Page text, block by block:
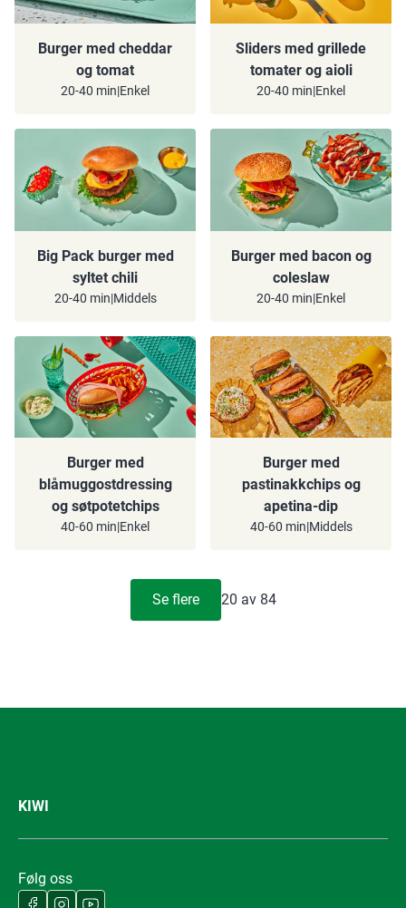
Burger med cheddar
og tomat
20-40 min|Enkel
Sliders med grillede
tomater og aioli
20-40 min|Enkel
Big Pack burger med
syltet chili
20-40 min|Middels
Burger med bacon og
coleslaw
20-40 min|Enkel
Burger med
blåmuggostdressing
og søtpotetchips
40-60 min|Enkel
Burger med
pastinakkchips og
apetina-dip
40-60 min|Middels
Se flere 20 av 84
KIWI
Følg oss